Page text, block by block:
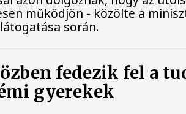
működjön - közölte a
során.
fedezik fel a
gyerekek